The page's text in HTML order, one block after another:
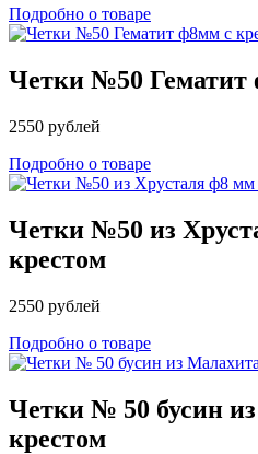
Подробно о товаре
Четки №50 Гематит
2550 рублей
Подробно о товаре
Четки №50 из
крестом
2550 рублей
Подробно о товаре
Четки № 50 бусин
крестом